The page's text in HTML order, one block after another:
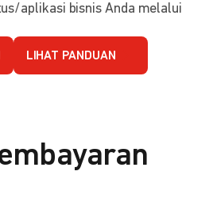
aplikasi bisnis Anda melalui
LIHAT PANDUAN